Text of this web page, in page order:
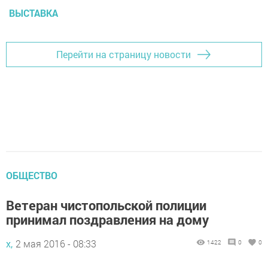
ВЫСТАВКА
Перейти на страницу новости
ОБЩЕСТВО
Ветеран чистопольской полиции
принимал поздравления на дому
х, 2 мая 2016 - 08:33 1422 0 0